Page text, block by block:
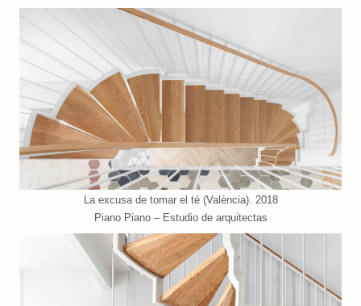
La excusa de tomar el té (València). 2018
Piano Piano – Estudio de arquitectas